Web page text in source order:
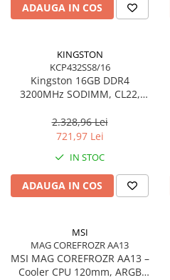
ADAUGA IN COS
KINGSTON
KCP432SS8/16
Kingston 16GB DDR4
3200MHz SODIMM, CL22,
KCP432SS8/16
2.328,96 Lei
721,97 Lei
IN STOC
ADAUGA IN COS
MSI
MAG COREFROZR AA13
MSI MAG COREFROZR AA13 –
Cooler CPU 120mm, ARGB